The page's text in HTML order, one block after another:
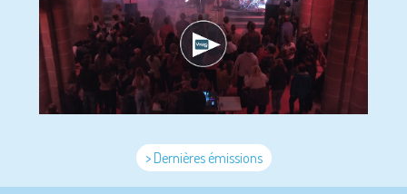
> Dernières émissions